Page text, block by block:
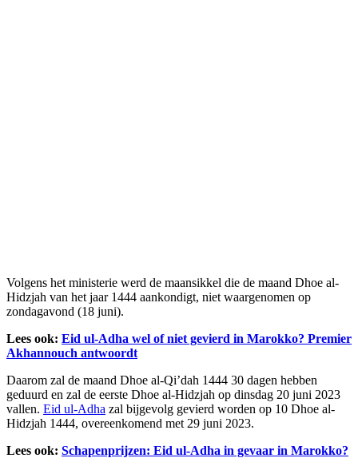
Volgens het ministerie werd de maansikkel die de maand Dhoe al-
Hidzjah van het jaar 1444 aankondigt, niet waargenomen op
zondagavond (18 juni).
Lees ook: Eid ul-Adha wel of niet gevierd in Marokko? Premier
Akhannouch antwoordt
Daarom zal de maand Dhoe al-Qi’dah 1444 30 dagen hebben
geduurd en zal de eerste Dhoe al-Hidzjah op dinsdag 20 juni 2023
vallen. Eid ul-Adha zal bijgevolg gevierd worden op 10 Dhoe al-
Hidzjah 1444, overeenkomend met 29 juni 2023.
Lees ook: Schapenprijzen: Eid ul-Adha in gevaar in Marokko?